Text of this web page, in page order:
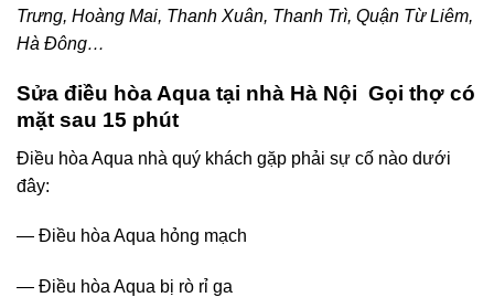
Trưng, Hoàng Mai, Thanh Xuân, Thanh Trì, Quận Từ Liêm,
Hà Đông…
Sửa điều hòa Aqua tại nhà Hà Nội Gọi thợ có
mặt sau 15 phút
Điều hòa Aqua nhà quý khách gặp phải sự cố nào dưới
đây:
— Điều hòa Aqua hỏng mạch
— Điều hòa Aqua bị rò rỉ ga